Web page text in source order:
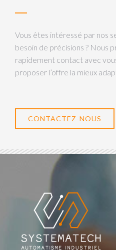
Vous êtes intéressé par nos
besoin de précisions ? Nous
rapidement contact avec
proposer l’offre la mieux
CONTACTEZ-NOUS